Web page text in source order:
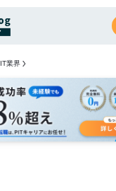
IT業界